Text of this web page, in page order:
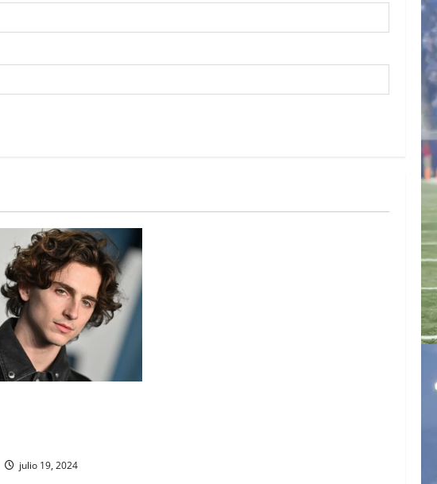
julio 19, 2024